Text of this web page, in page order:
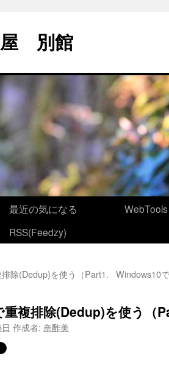
屋 別館
最近の気になる
RSS(Feedzy)
WebTools
除(Dedup)を使う（Part1.
Windows10
複排除(Dedup)を使う（
作成者: 奈酢美